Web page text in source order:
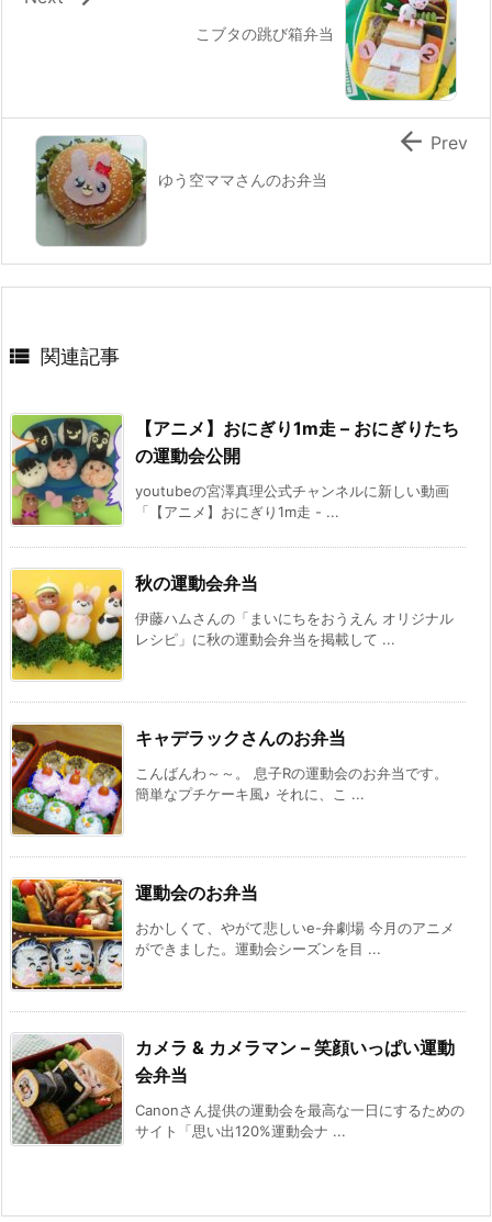
こブタの跳び箱弁当
ゆう空ママさんのお弁当
 Prev
 関連記事
【アニメ】おにぎり1m走 – おにぎりたち
の運動会公開
youtubeの宮澤真理公式チャンネルに新しい動画
「【アニメ】おにぎり1m走 - ...
秋の運動会弁当
伊藤ハムさんの「まいにちをおうえん オリジナル
レシピ」に秋の運動会弁当を掲載して ...
キャデラックさんのお弁当
こんばんわ～～。 息子Rの運動会のお弁当です。
簡単なプチケーキ風♪ それに、こ ...
運動会のお弁当
おかしくて、やがて悲しいe-弁劇場 今月のアニメ
ができました。運動会シーズンを目 ...
カメラ & カメラマン – 笑顔いっぱい運動
会弁当
Canonさん提供の運動会を最高な一日にするための
サイト「思い出120%運動会ナ ...